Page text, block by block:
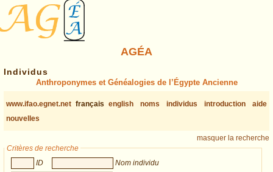
AGÉA
Individus
Anthroponymes et Généalogies de l’Égypte Ancienne
www.ifao.egnet.net français english noms individus introduction
aide
nouvelles
masquer la recherche
Critères de recherche
ID
Nom individu